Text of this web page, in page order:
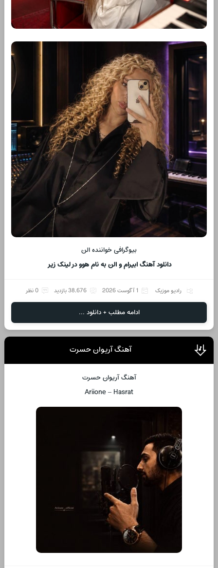
بیوگرافی خواننده الن
دانلود آهنگ ابیرام و الن به نام هوو در لینک زیر
رادیو موزیک 1 آگوست 2026 38,676 بازدید 0 نظر
ادامه مطلب + دانلود ...
آهنگ آریوان حسرت
آهنگ آریوان حسرت
Ariione – Hasrat